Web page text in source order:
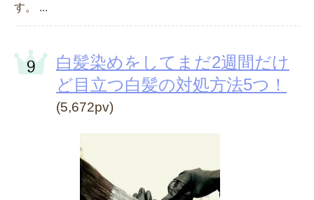
す。 ...
白髪染めをしてまだ2週間だけ
ど目立つ白髪の対処方法5つ！
(5,672pv)